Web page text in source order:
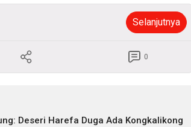
Selanjutnya
0
Deseri Harefa Duga Ada Kongkalikong